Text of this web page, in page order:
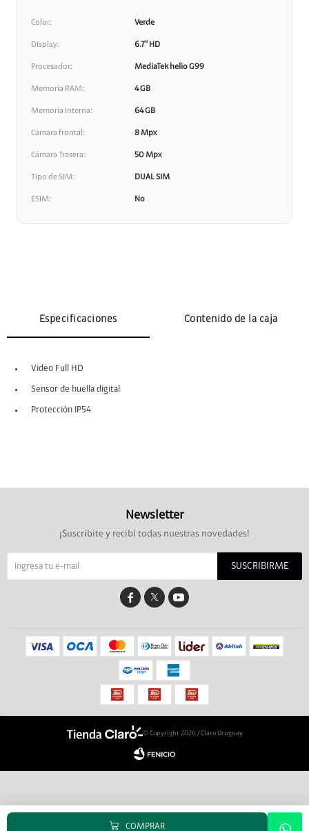
COMPRAR
Color Verde
DIsplay 6.7" HD
Procesador MediaTek helio G99
Memoria RAM 4 GB
Memoria Interna 64 GB
Cámara frontal 8 Mpx
Cámara Trasera 50 Mpx
Tipo de SIM DUAL SIM
ESIM No
Especificaciones Contenido de la caja
Video Full HD
Sensor de huella digital
Protección IP54
Newsletter
¡Suscribite y recibí todas nuestras novedades!
SUSCRIBIRME
 
© Copyright 2026 / Claro Uruguay